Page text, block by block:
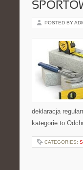
POSTED BY
deklaracja
kategorie to
CATEGORIES: